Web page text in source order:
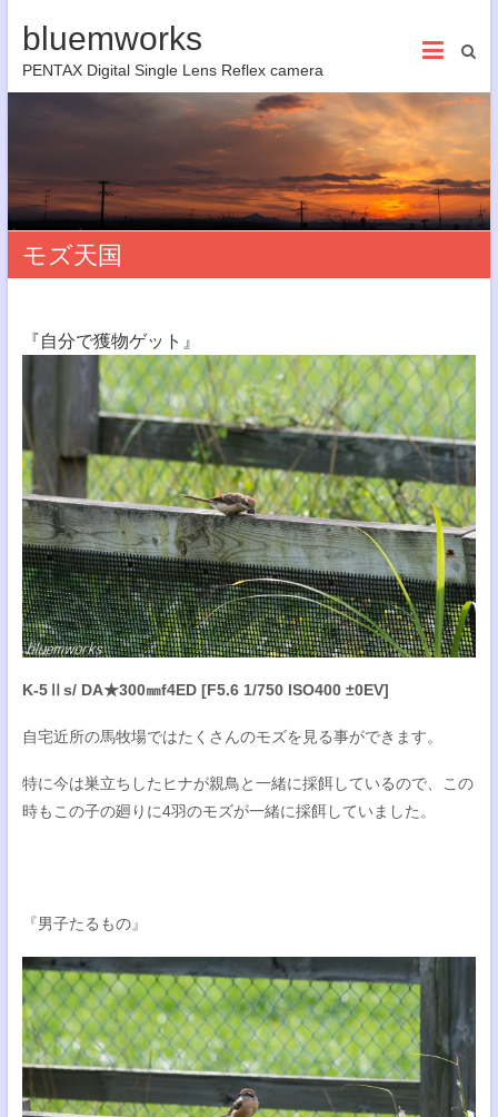
bluemworks
PENTAX Digital Single Lens Reflex camera
モズ天国
『自分で獲物ゲット』
K-5Ⅱs/ DA★300㎜f4ED [F5.6 1/750 ISO400 ±0EV]
自宅近所の馬牧場ではたくさんのモズを見る事ができます。
特に今は巣立ちしたヒナが親鳥と一緒に採餌しているので、この
時もこの子の廻りに4羽のモズが一緒に採餌していました。
『男子たるもの』